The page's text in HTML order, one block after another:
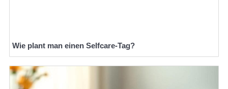
Wie plant man einen Selfcare-Tag?